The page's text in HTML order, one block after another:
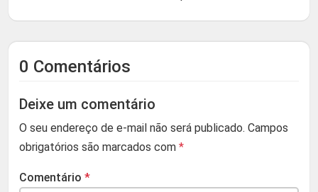
0 Comentários
Deixe um comentário
O seu endereço de e-mail não será publicado. Campos
obrigatórios são marcados com *
Comentário *